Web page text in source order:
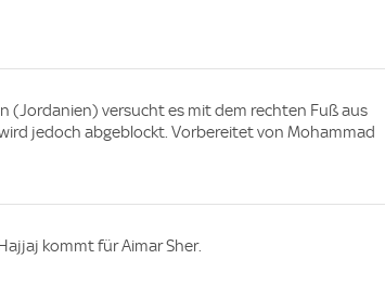
(Jordanien) versucht es mit dem rechten Fuß aus
jedoch abgeblockt. Vorbereitet von Mohammad
kommt für Aimar Sher.